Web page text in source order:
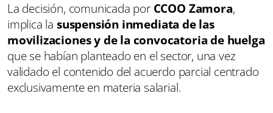
La decisión, comunicada por CCOO Zamora,
implica la suspensión inmediata de las
movilizaciones y de la convocatoria de huelga
que se habían planteado en el sector, una vez
validado el contenido del acuerdo parcial centrado
exclusivamente en materia salarial.